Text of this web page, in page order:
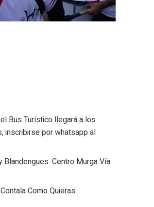
Bus Turístico llegará a los
inscribirse por whatsapp al
Centro Murga Vía
Como Quieras